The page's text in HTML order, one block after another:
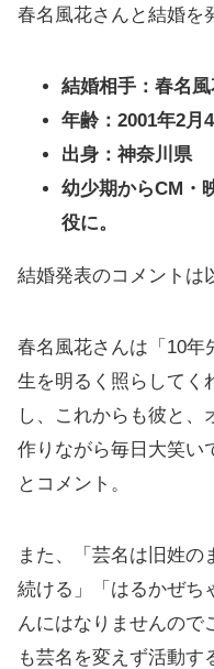
春名風花さんと結婚を
結婚相手：春名風
年齢：2001年2月
出身：神奈川県
幼少期からCM・
役に。
結婚発表のコメントは
春名風花さんは「10年
生を明るく照らしてく
し、これからも彼と、
作りながら毎日大笑い
とコメント。
また、「芸名は旧姓の
続ける」「はるかぜち
んにはなりませんので
も芸名を変えず活動す